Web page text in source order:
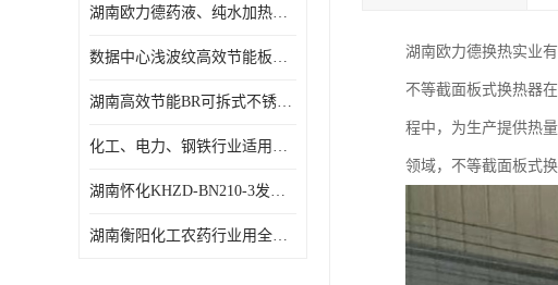
湖南欧力德药液、纯水加热、冷却、蒸发及杀菌用卫生级板式换热器
数据中心浅波纹高效节能板式换热器
湖南高效节能BR可拆式不锈钢板式换热器厂家定制
化工、电力、钢铁行业适用冷却冷凝蒸发加热不锈钢可拆式板式换热器
湖南怀化KHZD-BN210-3发动机柴油冷却钎焊机板式热交换器
湖南衡阳化工农药行业用全焊接板式冷凝器专业定制
湖南欧力德换热实业
不等截面板式换热器
程中，为生产提供热
领域，不等截面板式